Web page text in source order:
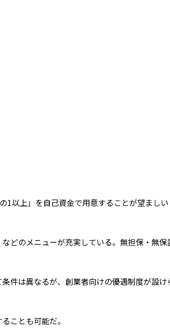
以上」を自己資金で用意することが望ましい
どのメニューが充実している。無担保・無
は異なるが、創業者向けの優遇制度が設け
ことも可能だ。